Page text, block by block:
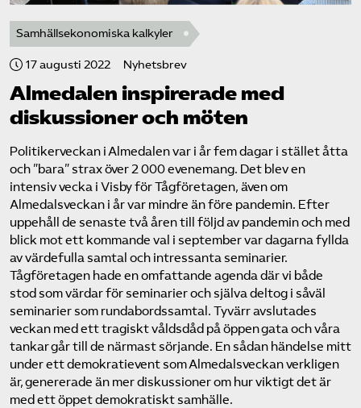
Samhällsekonomiska kalkyler
17 augusti 2022 Nyhetsbrev
Almedalen inspirerade med
diskussioner och möten
Politikerveckan i Almedalen var i år fem dagar i stället åtta
och ”bara” strax över 2 000 evenemang. Det blev en
intensiv vecka i Visby för Tågföretagen, även om
Almedalsveckan i år var mindre än före pandemin. Efter
uppehåll de senaste två åren till följd av pandemin och med
blick mot ett kommande val i september var dagarna fyllda
av värdefulla samtal och intressanta seminarier.
Tågföretagen hade en omfattande agenda där vi både
stod som värdar för seminarier och själva deltog i såväl
seminarier som rundabordssamtal. Tyvärr avslutades
veckan med ett tragiskt våldsdåd på öppen gata och våra
tankar går till de närmast sörjande. En sådan händelse mitt
under ett demokratievent som Almedalsveckan verkligen
är, genererade än mer diskussioner om hur viktigt det är
med ett öppet demokratiskt samhälle.